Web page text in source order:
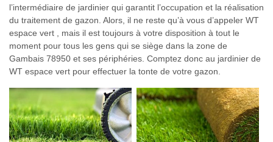
l’intermédiaire de jardinier qui garantit l’occupation et la réalisation
du traitement de gazon. Alors, il ne reste qu’à vous d’appeler WT
espace vert , mais il est toujours à votre disposition à tout le
moment pour tous les gens qui se siège dans la zone de
Gambais 78950 et ses périphéries. Comptez donc au jardinier de
WT espace vert pour effectuer la tonte de votre gazon.